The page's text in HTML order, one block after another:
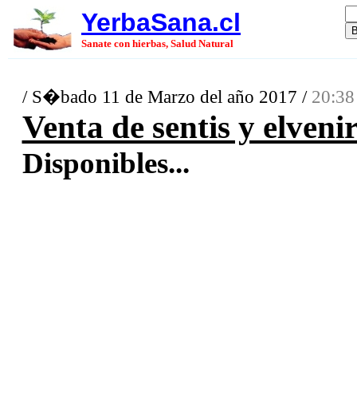
YerbaSana.cl
Sanate con hierbas, Salud Natural
/ S�bado 11 de Marzo del año 2017 /
Venta de sentis y
Disponibles...